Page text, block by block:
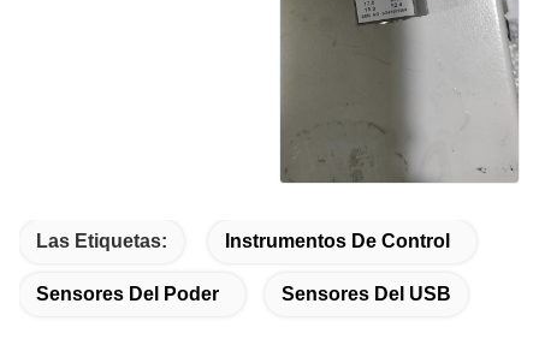
Las Etiquetas: Instrumentos De Control
Sensores Del Poder Sensores Del USB